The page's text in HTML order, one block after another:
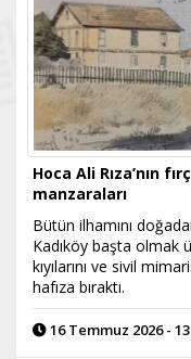
Hoca Ali Rıza’nın
manzaraları
Bütün ilhamını
Kadıköy başta olmak
kıyılarını ve sivil
hafıza bıraktı.
16 Temmuz 2026 -